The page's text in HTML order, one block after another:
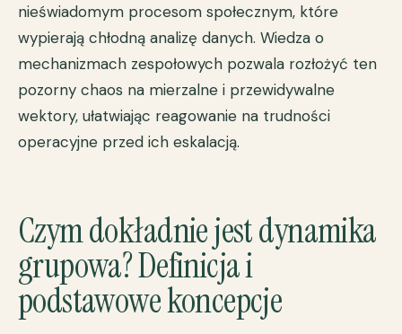
nieświadomym procesom społecznym, które
wypierają chłodną analizę danych. Wiedza o
mechanizmach zespołowych pozwala rozłożyć ten
pozorny chaos na mierzalne i przewidywalne
wektory, ułatwiając reagowanie na trudności
operacyjne przed ich eskalacją.
Czym dokładnie jest dynamika
grupowa? Definicja i
podstawowe koncepcje